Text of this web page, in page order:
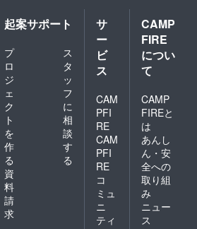
起案サポート
プ
ロ
ジ
ェ
ク
ト
を
作
る
ス
タ
ッ
フ
に
相
談
す
る
資
料
請
求
サ
ー
ビ
ス
CAM
PFI
RE
CAM
PFI
RE
コ
ミュ
ニ
ティ
CAMP
FIRE
につい
て
CAMP
FIREと
は
あんし
ん・安
全への
取り組
み
ニュー
ス